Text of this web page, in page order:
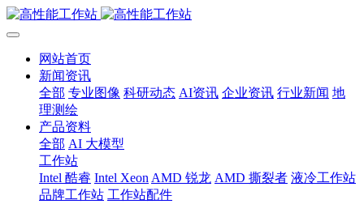
网站首页
新闻资讯
全部 专业图像 科研动态 AI资讯 企业资讯 行业新闻 地
理测绘
产品资料
全部 AI 大模型
工作站
Intel 酷睿 Intel Xeon AMD 锐龙 AMD 撕裂者 液冷工作站
品牌工作站 工作站配件